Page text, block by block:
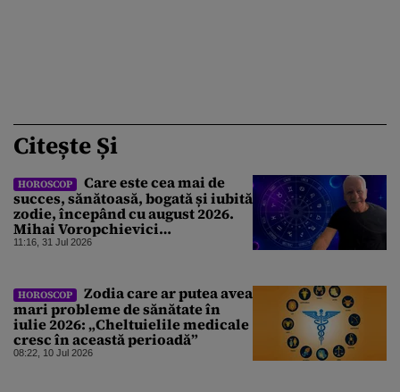
Citește Și
HOROSCOP
Care este cea mai de
succes, sănătoasă, bogată și iubită
zodie, începând cu august 2026.
Mihai Voropchievici
nominalizează nativii ce vor da
11:16, 31 Jul 2026
HOROSCOP
Zodia care ar putea avea
mari probleme de sănătate în
iulie 2026: „Cheltuielile medicale
cresc în această perioadă”
08:22, 10 Jul 2026